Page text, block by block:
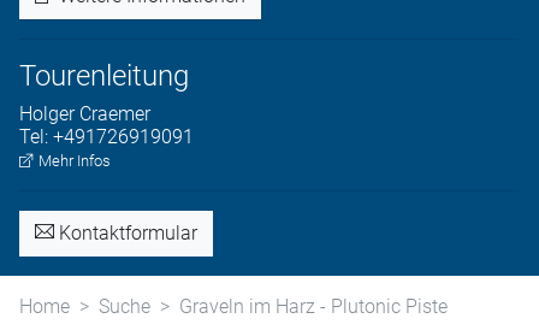
Tourenleitung
Holger Craemer
Tel: +491726919091
Mehr Infos
Kontaktformular
Home Suche
Graveln im Harz - Plutonic Piste